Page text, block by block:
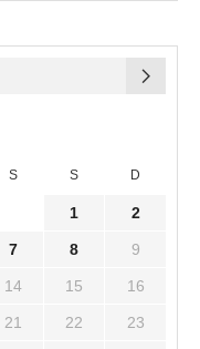
S S D
1 2
7 8 9
14 15 16
21 22 23